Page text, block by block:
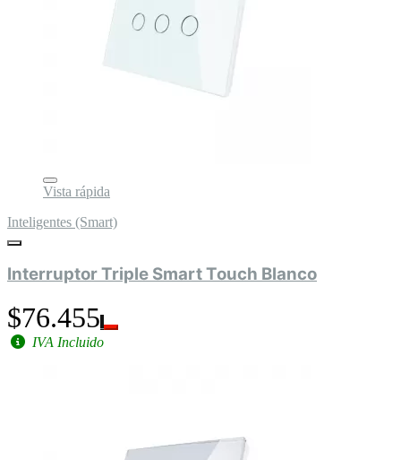
Vista rápida
Inteligentes (Smart)
Interruptor Triple Smart Touch Blanco
$76.455
IVA Incluido